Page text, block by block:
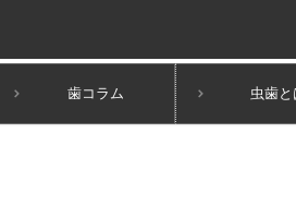
歯コラム 虫歯と